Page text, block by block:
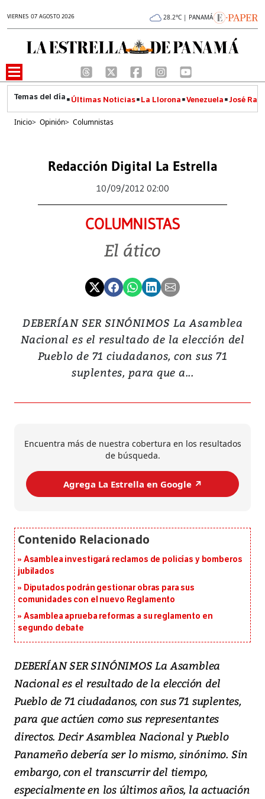
VIERNES 07 AGOSTO 2026 28.2°C | PANAMÁ
Últimas Noticias La Llorona Venezuela José
Inicio> Opinión> Columnistas
Redacción Digital La Estrella
10/09/2012 02:00
COLUMNISTAS
El ático
DEBERÍAN SER SINÓNIMOS La Asamblea
Nacional es el resultado de la elección del
Pueblo de 71 ciudadanos, con sus 71
suplentes, para que a...
Encuentra más de nuestra cobertura en los resultados
de búsqueda.
Agrega La Estrella en Google ↗️
Asamblea investigará reclamos de policías y bomberos
jubilados
Diputados podrán gestionar obras para sus
comunidades con el nuevo Reglamento
Asamblea aprueba reformas a su reglamento en
segundo debate
DEBERÍAN SER SINÓNIMOS La Asamblea
Nacional es el resultado de la elección del
Pueblo de 71 ciudadanos, con sus 71 suplentes,
para que actúen como sus representantes
directos. Decir Asamblea Nacional y Pueblo
Panameño debería ser lo mismo, sinónimo. Sin
embargo, con el transcurrir del tiempo,
especialmente en los últimos años, la actuación